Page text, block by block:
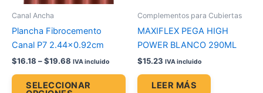
Canal Ancha
Plancha Fibrocemento
Canal P7 2.44×0.92cm
$16.18 –$19.68 IVA incluido
SELECCIONAR
página
de
Complementos para Cubiertas
MAXIFLEX PEGA HIGH
POWER BLANCO 290ML
$15.23 IVA incluido
LEER MÁS